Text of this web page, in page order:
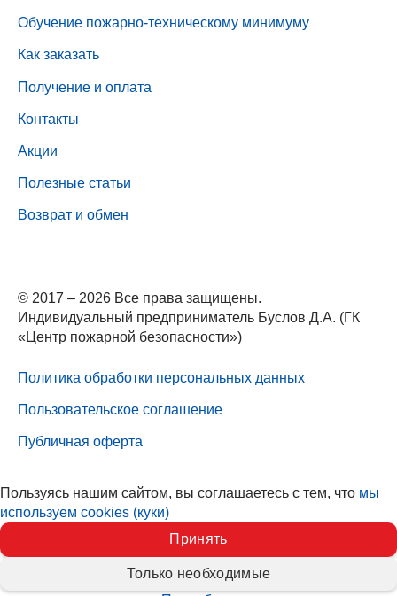
Обучение пожарно-техническому минимуму
Как заказать
Получение и оплата
Контакты
Акции
Полезные статьи
Возврат и обмен
© 2017 – 2026 Все права защищены.
Индивидуальный предприниматель Буслов Д.А. (ГК
«Центр пожарной безопасности»)
Политика обработки персональных данных
Пользовательское соглашение
Публичная оферта
Пользуясь нашим сайтом, вы соглашаетесь с тем, что мы
используем cookies (куки)
Принять
Только необходимые